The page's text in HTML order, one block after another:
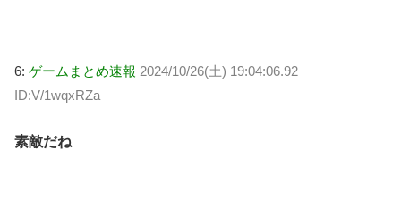
6: ゲームまとめ速報 2024/10/26(土) 19:04:06.92
ID:V/1wqxRZa
素敵だね